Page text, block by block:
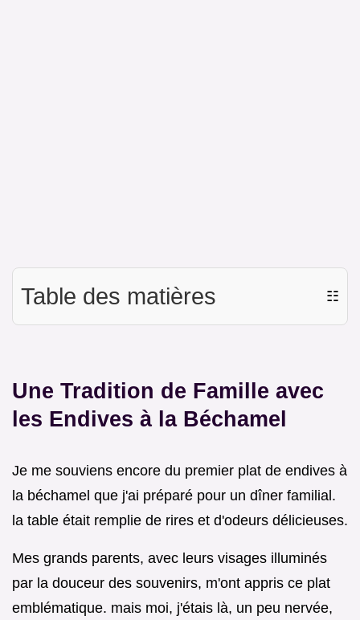
Table des matières ☷
Une Tradition de Famille avec
les Endives à la Béchamel
Je me souviens encore du premier plat de endives à
la béchamel que j'ai préparé pour un dîner familial.
la table était remplie de rires et d'odeurs délicieuses.
Mes grands parents, avec leurs visages illuminés
par la douceur des souvenirs, m'ont appris ce plat
emblématique. mais moi, j'étais là, un peu nervée,